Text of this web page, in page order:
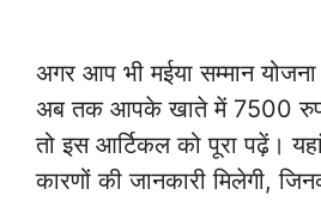
अगर आप भी मईया सम्मान योजना
अब तक आपके खाते में 7500
तो इस आर्टिकल को पूरा पढ़ें।
कारणों की जानकारी मिलेगी,